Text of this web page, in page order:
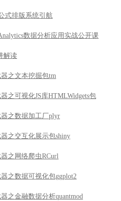
式排版系统引航
数据分析应用实战公开课
解读
器之文本挖掘包tm
器之可视化JS库HTMLWidgets包
器之数据加工厂plyr
器之交互化展示包shiny
器之网络爬虫RCurl
器之数据可视化包ggplot2
器之金融数据分析quantmod